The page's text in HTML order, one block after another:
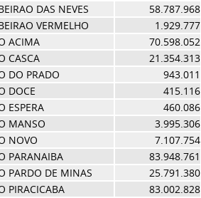
DAS NEVES 58.787.968
VERMELHO 1.929.777
ACIMA 70.598.052
CASCA 21.354.313
DO PRADO 943.011
DOCE 415.116
ESPERA 460.086
MANSO 3.995.306
NOVO 7.107.754
PARANAIBA 83.948.761
PARDO DE MINAS 25.791.380
PIRACICABA 83.002.828